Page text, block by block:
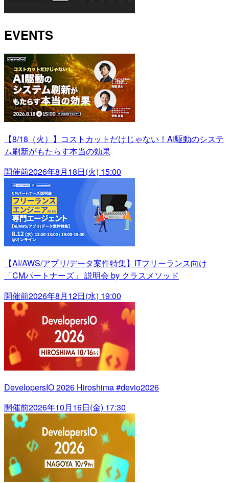
EVENTS
【8/18（火）】コストカットだけじゃない！AI駆動のシステ
ム刷新がもたらす本当の効果
開催前2026年8月18日(火) 15:00
【AI/AWS/アプリ/データ案件特集】ITフリーランス向け
「CMパートナーズ」 説明会 by クラスメソッド
開催前2026年8月12日(水) 19:00
DevelopersIO 2026 Hiroshima #devio2026
開催前2026年10月16日(金) 17:30